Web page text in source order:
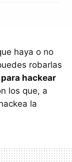
haya o no
robarlas
hackear
los que, a
la